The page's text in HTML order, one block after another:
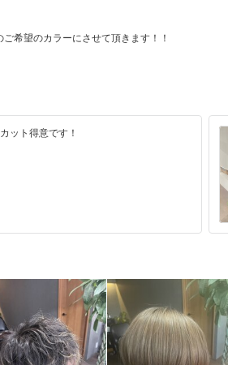
希望のカラーにさせて頂きます！！
ット得意です！